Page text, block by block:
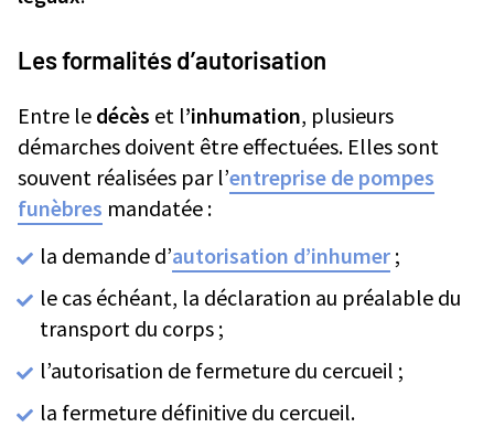
Les formalités d’autorisation
Entre le décès et l’inhumation, plusieurs
démarches doivent être effectuées. Elles sont
souvent réalisées par l’entreprise de pompes
funèbres mandatée :
la demande d’autorisation d’inhumer ;
le cas échéant, la déclaration au préalable du
transport du corps ;
l’autorisation de fermeture du cercueil ;
la fermeture définitive du cercueil.